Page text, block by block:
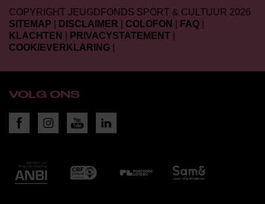
COPYRIGHT JEUGDFONDS SPORT & CULTUUR 2026
SITEMAP
DISCLAIMER COLOFON FAQ
KLACHTEN
PRIVACYSTATEMENT
COOKIEVERKLARING
VOLG ONS